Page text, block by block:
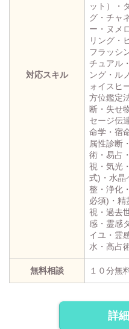
対応スキル
ット）・
グ・チャ
ー・ヌメ
リング・
フラッシ
チュアル
ング・ル
ォイスヒ
方位鑑定
断・失せ
セージ伝
命学・宿
属性診断
術・易占
視・気光
式)・水晶
整・浄化
必須)・精
視・過去
感・霊感
イユ・霊
水・高占
無料相談 １０分無
詳